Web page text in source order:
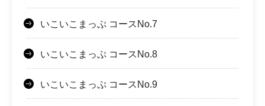
いこいこまっぷ コースNo.7
いこいこまっぷ コースNo.8
いこいこまっぷ コースNo.9